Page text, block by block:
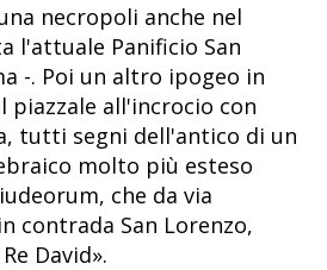
necropoli anche nel
l'attuale Panificio San
-. Poi un altro ipogeo in
piazzale all'incrocio con
tutti segni dell'antico di un
molto più esteso
che da via
contrada San Lorenzo,
David».